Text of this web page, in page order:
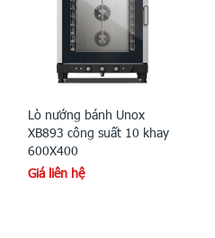
Lò nướng bánh Unox
XB893 công suất 10 khay
600X400
Giá liên hệ